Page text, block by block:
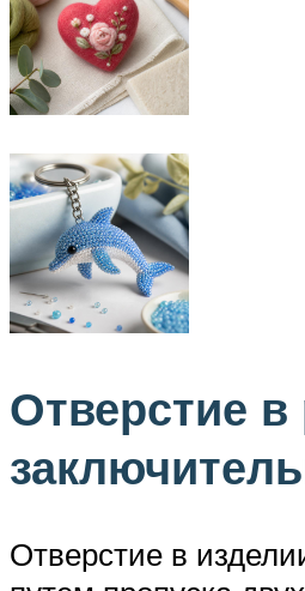
Отверстие
Отверстие в